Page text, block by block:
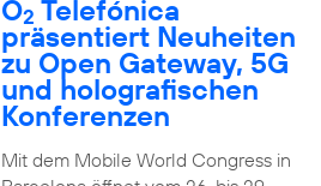
O2 Telefónica
präsentiert Neuheiten
zu Open Gateway, 5G
und holografischen
Konferenzen
Mit dem Mobile World Congress in